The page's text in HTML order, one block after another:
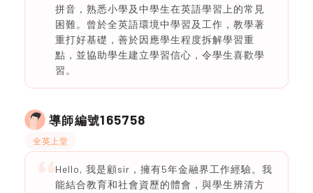
拼音，熟悉小學及中學生在英語學習上的常見
困難。曾於全英語環境中學習及工作，教學著
重打好基礎，善於因應學生程度拆解學習重
點，並協助學生建立學習信心，令學生喜歡學
習。
導師編號165758
全英上堂
Hello, 我是顧sir，擁有5年金融界工作經驗。我
能結合教育和社會資歷的體會，與學生辨清方